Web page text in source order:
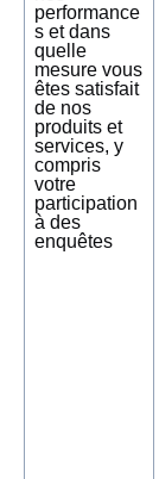
performance
s et dans
quelle
mesure vous
êtes satisfait
de nos
produits et
services, y
compris
votre
participation
à des
enquêtes